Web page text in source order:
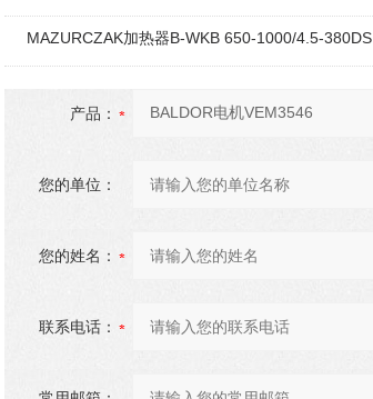
MAZURCZAK加热器B-WKB 650-1000/4.5-380DS
产品：
您的单位：
您的姓名：
联系电话：